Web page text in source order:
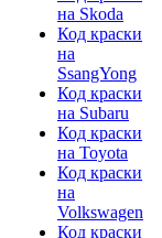
на Skoda
Код краски
на
SsangYong
Код краски
на Subaru
Код краски
на Toyota
Код краски
на
Volkswagen
Код краски